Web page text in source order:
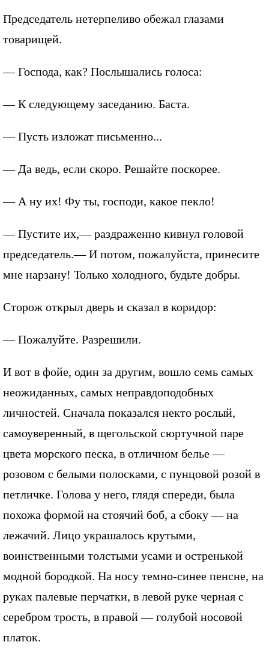
Председатель нетерпеливо обежал глазами
товарищей.
— Господа, как? Послышались голоса:
— К следующему заседанию. Баста.
— Пусть изложат письменно...
— Да ведь, если скоро. Решайте поскорее.
— А ну их! Фу ты, господи, какое пекло!
— Пустите их,— раздраженно кивнул головой
председатель.— И потом, пожалуйста, принесите
мне нарзану! Только холодного, будьте добры.
Сторож открыл дверь и сказал в коридор:
— Пожалуйте. Разрешили.
И вот в фойе, один за другим, вошло семь самых
неожиданных, самых неправдоподобных
личностей. Сначала показался некто рослый,
самоуверенный, в щегольской сюртучной паре
цвета морского песка, в отличном белье —
розовом с белыми полосками, с пунцовой розой в
петличке. Голова у него, глядя спереди, была
похожа формой на стоячий боб, а сбоку — на
лежачий. Лицо украшалось крутыми,
воинственными толстыми усами и остренькой
модной бородкой. На носу темно-синее пенсне, на
руках палевые перчатки, в левой руке черная с
серебром трость, в правой — голубой носовой
платок.